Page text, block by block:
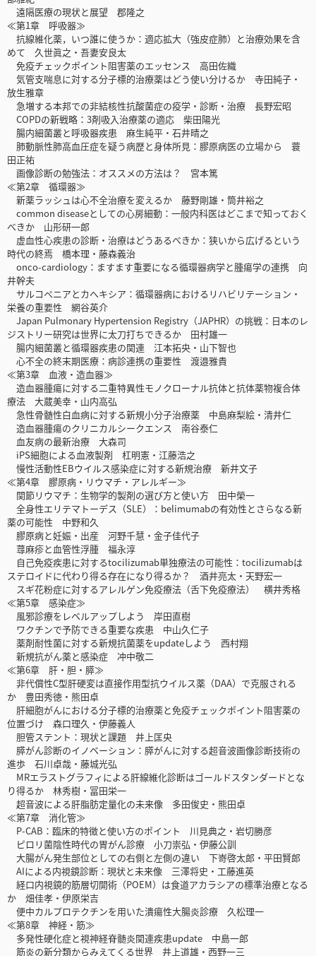
遠隔医療の現状と展望 郡隆之
≪第1章 呼吸器≫
抗線維化薬，いつ誰に使うか：適応拡大（強皮症肺）と治療効果を含
めて 久世眞之・吾妻安良太
免疫チェックポイント阻害薬のエッセンス 高田佐織
気管支喘息に対する分子標的治療薬はどう使い分けるか 寺田純子・
放生雅章
急増する本邦での非結核性抗酸菌症の疫学・診断・治療 長野宏昭
COPDの新戦略：3剤吸入治療薬の適応 柴田陽光
腸内細菌叢と呼吸器疾患 麻生純平・石井晴之
肺動脈性肺高血圧症を疑う病歴と身体所見：膠原病医の立場から 蓑
田正祐
画像診断の勉強法：オススメの方法は？ 宮本篤
≪第2章 循環器≫
新薬ラッシュは心不全治療を変えるか 藤野剛雄・筒井裕之
common diseaseとしての心房細動：一般内科医はどこまで知っておく
べきか 山形研一郎
虚血性心疾患の診断・治療はどうあるべきか：狭いから広げるという
時代の終焉 橋本理・藤森義治
onco-cardiology：ますます重要になる循環器病学と腫瘍学の連携 向
井幹夫
サルコペニアとカへキシア：循環器病におけるリハビリテーション・
栄養の重要性 網谷英介
Japan Pulmonary Hypertension Registry（JAPHR）の挑戦：日本のレ
ジストリー研究は世界に太刀打ちできるか 田村雄一
腸内細菌叢と循環器疾患の関連 江本拓央・山下智也
心不全の終末期医療：病診連携の重要性 渡邉雅貴
≪第3章 血液・造血器≫
造血器腫瘍に対する二重特異性モノクローナル抗体と抗体薬物複合体
療法 大蔵美幸・山内高弘
急性骨髄性白血病に対する新規小分子治療薬 中島麻梨絵・清井仁
造血器腫瘍のクリニカルシークエンス 南谷泰仁
血友病の最新治療 大森司
iPS細胞による血液製剤 杠明憲・江藤浩之
慢性活動性EBウイルス感染症に対する新規治療 新井文子
≪第4章 膠原病・リウマチ・アレルギー≫
関節リウマチ：生物学的製剤の選び方と使い方 田中榮一
全身性エリテマトーデス（SLE）：belimumabの有効性とさらなる新
薬の可能性 中野和久
膠原病と妊娠・出産 河野千慧・金子佳代子
蕁麻疹と血管性浮腫 福永淳
自己免疫疾患に対するtocilizumab単独療法の可能性：tocilizumabは
ステロイドに代わり得る存在になり得るか？ 酒井亮太・天野宏一
スギ花粉症に対するアレルゲン免疫療法（舌下免疫療法） 横井秀格
≪第5章 感染症≫
風邪診療をレベルアップしよう 岸田直樹
ワクチンで予防できる重要な疾患 中山久仁子
薬剤耐性菌に対する新規抗菌薬をupdateしよう 西村翔
新規抗がん薬と感染症 冲中敬二
≪第6章 肝・胆・膵≫
非代償性C型肝硬変は直接作用型抗ウイルス薬（DAA）で克服される
か 豊田秀徳・熊田卓
肝細胞がんにおける分子標的治療薬と免疫チェックポイント阻害薬の
位置づけ 森口理久・伊藤義人
胆管ステント：現状と課題 井上匡央
膵がん診断のイノベーション：膵がんに対する超音波画像診断技術の
進歩 石川卓哉・藤城光弘
MRエラストグラフィによる肝線維化診断はゴールドスタンダードとな
り得るか 林秀樹・冨田栄一
超音波による肝脂肪定量化の未来像 多田俊史・熊田卓
≪第7章 消化管≫
P-CAB：臨床的特徴と使い方のポイント 川見典之・岩切勝彦
ピロリ菌陰性時代の胃がん診療 小刀崇弘・伊藤公訓
大腸がん発生部位としての右側と左側の違い 下嵜啓太郎・平田賢郎
AIによる内視鏡診断：現状と未来像 三澤将史・工藤進英
経口内視鏡的筋層切開術（POEM）は食道アカラシアの標準治療となる
か 畑佳孝・伊原栄吉
便中カルプロテクチンを用いた潰瘍性大腸炎診療 久松理一
≪第8章 神経・筋≫
多発性硬化症と視神経脊髄炎関連疾患update 中島一郎
筋炎の新分類からみえてくる世界 井上道雄・西野一三